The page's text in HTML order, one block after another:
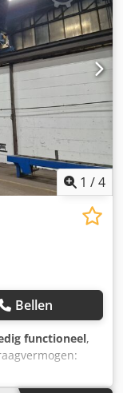
1 /4
Bellen
functioneel,
kg. Ref. 001652U